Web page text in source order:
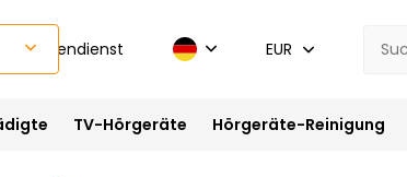
Kundendienst EUR
TV-Hörgeräte Hörgeräte-Reinigung